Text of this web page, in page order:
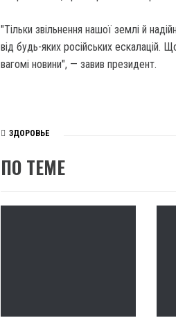
"Тільки звільнення нашої землі й
від будь-яких російських
вагомі новини", — завив президент.
ЗДОРОВЬЕ
ПО ТЕМЕ